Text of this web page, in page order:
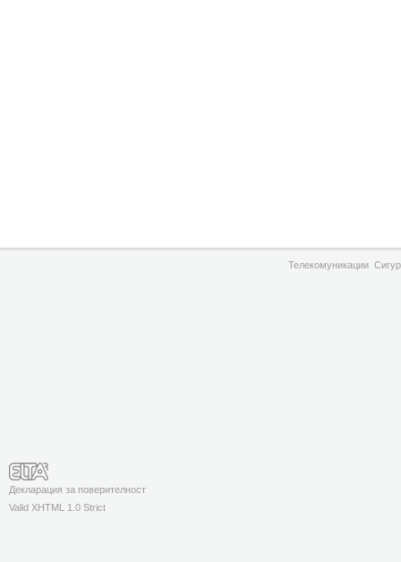
Телекомуникации
Декларация за поверителност
Valid XHTML 1.0 Strict